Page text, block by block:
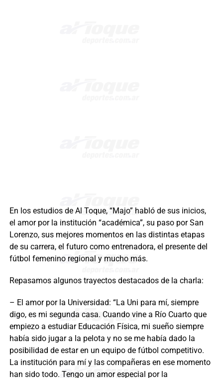
En los estudios de Al Toque, “Majo” habló de sus inicios,
el amor por la institución “académica”, su paso por San
Lorenzo, sus mejores momentos en las distintas etapas
de su carrera, el futuro como entrenadora, el presente del
fútbol femenino regional y mucho más.
Repasamos algunos trayectos destacados de la charla:
– El amor por la Universidad: “La Uni para mí, siempre
digo, es mi segunda casa. Cuando vine a Río Cuarto que
empiezo a estudiar Educación Física, mi sueño siempre
había sido jugar a la pelota y no se me había dado la
posibilidad de estar en un equipo de fútbol competitivo.
La institución para mí y las compañeras en ese momento
han sido todo. Tengo un amor especial por la